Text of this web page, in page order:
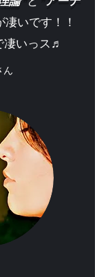
凄いです！！
凄いっス♬
ん